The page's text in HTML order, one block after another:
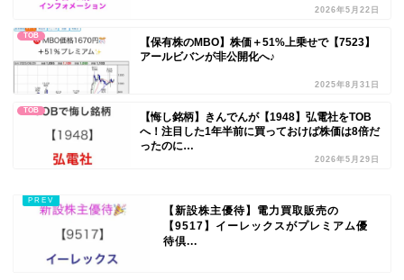
2026年5月22日
TOB
【保有株のMBO】株価＋51%上乗せで【7523】
アールビバンが非公開化へ♪
2025年8月31日
TOB
【悔し銘柄】きんでんが【1948】弘電社をTOB
へ！注目した1年半前に買っておけば株価は8倍だ
ったのに…
2026年5月29日
【新設株主優待】電力買取販売の
【9517】イーレックスがプレミアム優
待倶...